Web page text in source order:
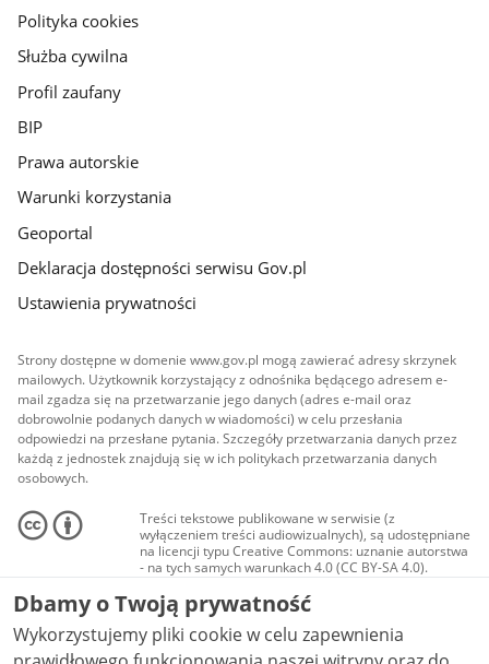
gov.pl
Polityka cookies
Służba cywilna
Profil zaufany
BIP
Prawa autorskie
Warunki korzystania
Geoportal
Deklaracja dostępności serwisu Gov.pl
Ustawienia prywatności
Strony dostępne w domenie www.gov.pl mogą zawierać adresy skrzynek
mailowych. Użytkownik korzystający z odnośnika będącego adresem e-
mail zgadza się na przetwarzanie jego danych (adres e-mail oraz
dobrowolnie podanych danych w wiadomości) w celu przesłania
odpowiedzi na przesłane pytania. Szczegóły przetwarzania danych przez
każdą z jednostek znajdują się w ich politykach przetwarzania danych
osobowych.
Treści tekstowe publikowane w serwisie (z
wyłączeniem treści audiowizualnych), są udostępniane
na licencji typu Creative Commons: uznanie autorstwa
- na tych samych warunkach 4.0 (CC BY-SA 4.0).
Materiały audiowizualne, w tym zdjęcia, materiały
audio i wideo, są udostępniane na licencji typu
Creative Commons: uznanie autorstwa użycie
niekomercyjne - bez utworów zależnych 4.0 (CC BY-
NC-ND 4.0), o ile nie jest to stwierdzone inaczej.
Dbamy o Twoją prywatność
Wykorzystujemy pliki cookie w celu zapewnienia